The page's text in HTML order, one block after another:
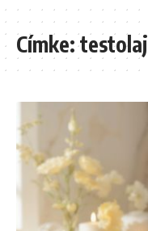
Címke:testolaj